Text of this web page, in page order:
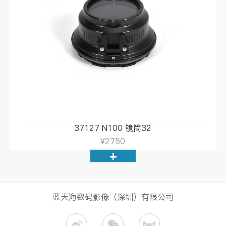
37127 N100 镜筒32
¥2750
+
蓝天海数码影像（深圳）有限公司